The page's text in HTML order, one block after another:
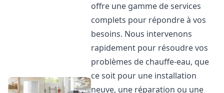
offre une gamme de services
complets pour répondre à vos
besoins. Nous intervenons
rapidement pour résoudre vos
problèmes de chauffe-eau, que
ce soit pour une installation
neuve, une réparation ou une